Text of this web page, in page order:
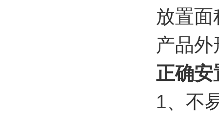
放置
产品
正确安
1、不